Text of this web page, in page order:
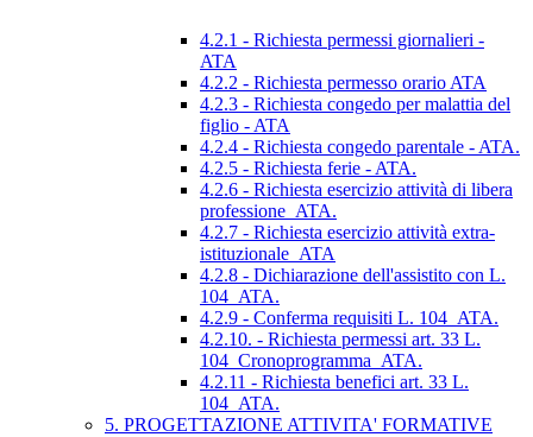
4.2.1 - Richiesta permessi giornalieri -
ATA
4.2.2 - Richiesta permesso orario ATA
4.2.3 - Richiesta congedo per malattia del
figlio - ATA
4.2.4 - Richiesta congedo parentale - ATA.
4.2.5 - Richiesta ferie - ATA.
4.2.6 - Richiesta esercizio attività di libera
professione_ATA.
4.2.7 - Richiesta esercizio attività extra-
istituzionale_ATA
4.2.8 - Dichiarazione dell'assistito con L.
104_ATA.
4.2.9 - Conferma requisiti L. 104_ATA.
4.2.10. - Richiesta permessi art. 33 L.
104_Cronoprogramma_ATA.
4.2.11 - Richiesta benefici art. 33 L.
104_ATA.
5. PROGETTAZIONE ATTIVITA' FORMATIVE